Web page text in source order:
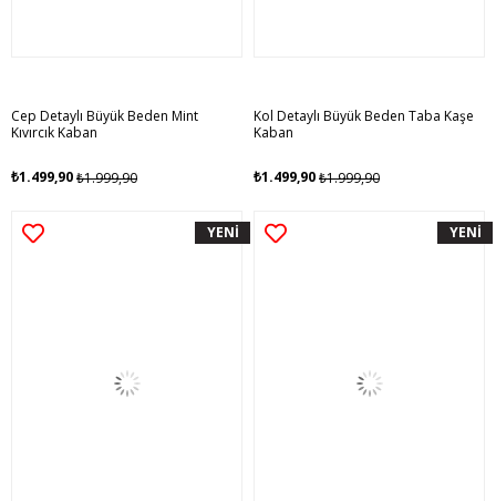
Cep Detaylı Büyük Beden Mint
Kıvırcık Kaban
₺1.499,90₺1.999,90
Kol Detaylı Büyük Beden Taba Kaşe
Kaban
₺1.499,90₺1.999,90
YENİ YENİ